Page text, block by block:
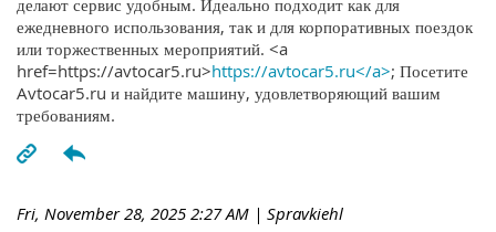
ежедневного использования, так и для корпоративных поездок
или торжественных мероприятий. <a
href=https://avtocar5.ru>https://avtocar5.ru</a>; Посетите
Avtocar5.ru и найдите машину, удовлетворяющий вашим
требованиям.
Fri, November 28, 2025 2:27 AM | Spravkiehl